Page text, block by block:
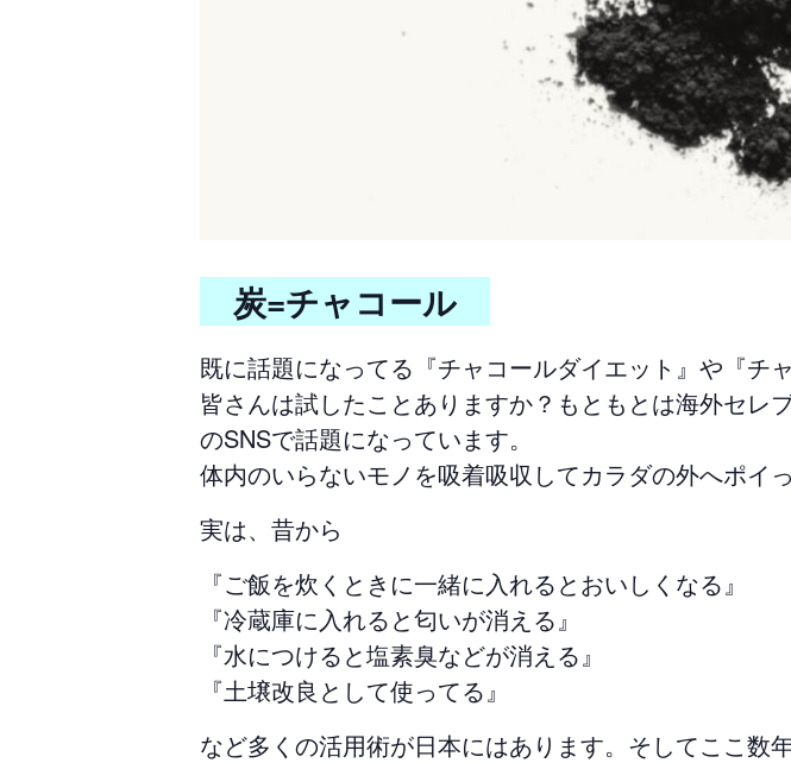
炭=チャコール
既に話題になってる『チャコールダイエット』や『チ
皆さんは試したことありますか？もともとは海外セレ
のSNSで話題になっています。
体内のいらないモノを吸着吸収してカラダの外へポイ
実は、昔から
『ご飯を炊くときに一緒に入れるとおいしくなる』
『冷蔵庫に入れると匂いが消える』
『水につけると塩素臭などが消える』
『土壌改良として使ってる』
など多くの活用術が日本にはあります。そしてここ数